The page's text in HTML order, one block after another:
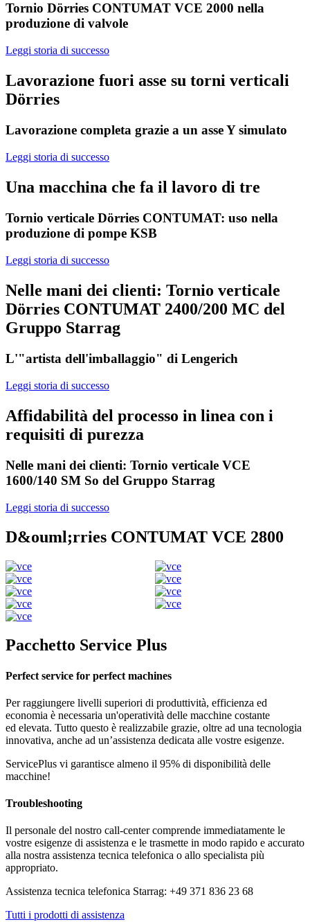
Tornio Dörries CONTUMAT VCE 2000 nella
produzione di valvole
Leggi storia di successo
Lavorazione fuori asse su torni verticali
Dörries
Lavorazione completa grazie a un asse Y simulato
Leggi storia di successo
Una macchina che fa il lavoro di tre
Tornio verticale Dörries CONTUMAT: uso nella
produzione di pompe KSB
Leggi storia di successo
Nelle mani dei clienti: Tornio verticale
Dörries CONTUMAT 2400/200 MC del
Gruppo Starrag
L'"artista dell'imballaggio" di Lengerich
Leggi storia di successo
Affidabilità del processo in linea con i
requisiti di purezza
Nelle mani dei clienti: Tornio verticale VCE
1600/140 SM So del Gruppo Starrag
Leggi storia di successo
D&ouml;rries CONTUMAT VCE 2800
Pacchetto Service Plus
Perfect service for perfect machines
Per raggiungere livelli superiori di produttività, efficienza ed
economia è necessaria un'operatività delle macchine costante
ed elevata. Tutto questo è realizzabile grazie, oltre ad una tecnologia
innovativa, anche ad un’assistenza dedicata alle vostre esigenze.
ServicePlus vi garantisce almeno il 95% di disponibilità delle
macchine!
Troubleshooting
Il personale del nostro call-center comprende immediatamente le
vostre esigenze di assistenza e le trasmette in modo rapido e accurato
alla nostra assistenza tecnica telefonica o allo specialista più
appropriato.
Assistenza tecnica telefonica Starrag: +49 371 836 23 68
Tutti i prodotti di assistenza